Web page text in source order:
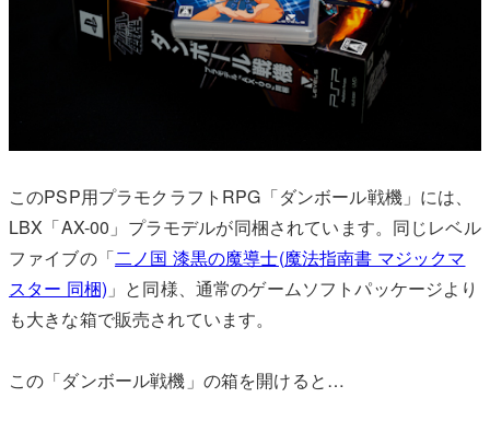
このPSP用プラモクラフトRPG「ダンボール戦機」には、
LBX「AX-00」プラモデルが同梱されています。同じレベル
ファイブの「二ノ国 漆黒の魔導士(魔法指南書 マジックマ
スター 同梱) 」と同様、通常のゲームソフトパッケージより
も大きな箱で販売されています。
この「ダンボール戦機」の箱を開けると…